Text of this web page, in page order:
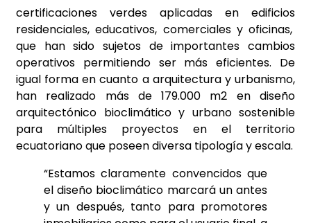
certificaciones verdes aplicadas en edificios
residenciales, educativos, comerciales y oficinas,
que han sido sujetos de importantes cambios
operativos permitiendo ser más eficientes. De
igual forma en cuanto a arquitectura y urbanismo,
han realizado más de 179.000 m2 en diseño
arquitectónico bioclimático y urbano sostenible
para múltiples proyectos en el territorio
ecuatoriano que poseen diversa tipología y escala.
“Estamos claramente convencidos que
el diseño bioclimático marcará un antes
y un después, tanto para promotores